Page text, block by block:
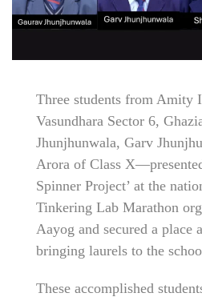
Three students from Amity
Vasundhara Sector 6,
Jhunjhunwala, Garv
Arora of Class
Spinner Project’ at the
Tinkering Lab Marathon
Aayog and secured a place
bringing laurels to the
These accomplished